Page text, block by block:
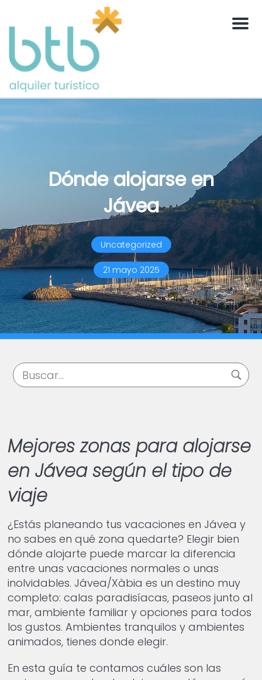
Menu
Dónde alojarse en
Jávea
Uncategorized
21 mayo 2025
Mejores zonas para alojarse
en Jávea según el tipo de
viaje
¿Estás planeando tus vacaciones en Jávea y
no sabes en qué zona quedarte? Elegir bien
dónde alojarte puede marcar la diferencia
entre unas vacaciones normales o unas
inolvidables. Jávea/Xàbia es un destino muy
completo: calas paradisíacas, paseos junto al
mar, ambiente familiar y opciones para todos
los gustos. Ambientes tranquilos y ambientes
animados, tienes donde elegir.
En esta guía te contamos cuáles son las